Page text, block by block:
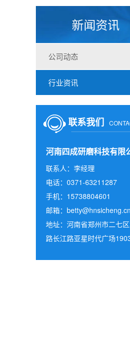
新闻资讯
公司动态
行业资讯
联系我们
河南四成研磨科技有限
联系人：李经理
电话：0371-63211287
手机：15738804601
邮箱： betty@hnsicheng.cn
地址：河南省郑州市二七
路长江路亚星时代广场